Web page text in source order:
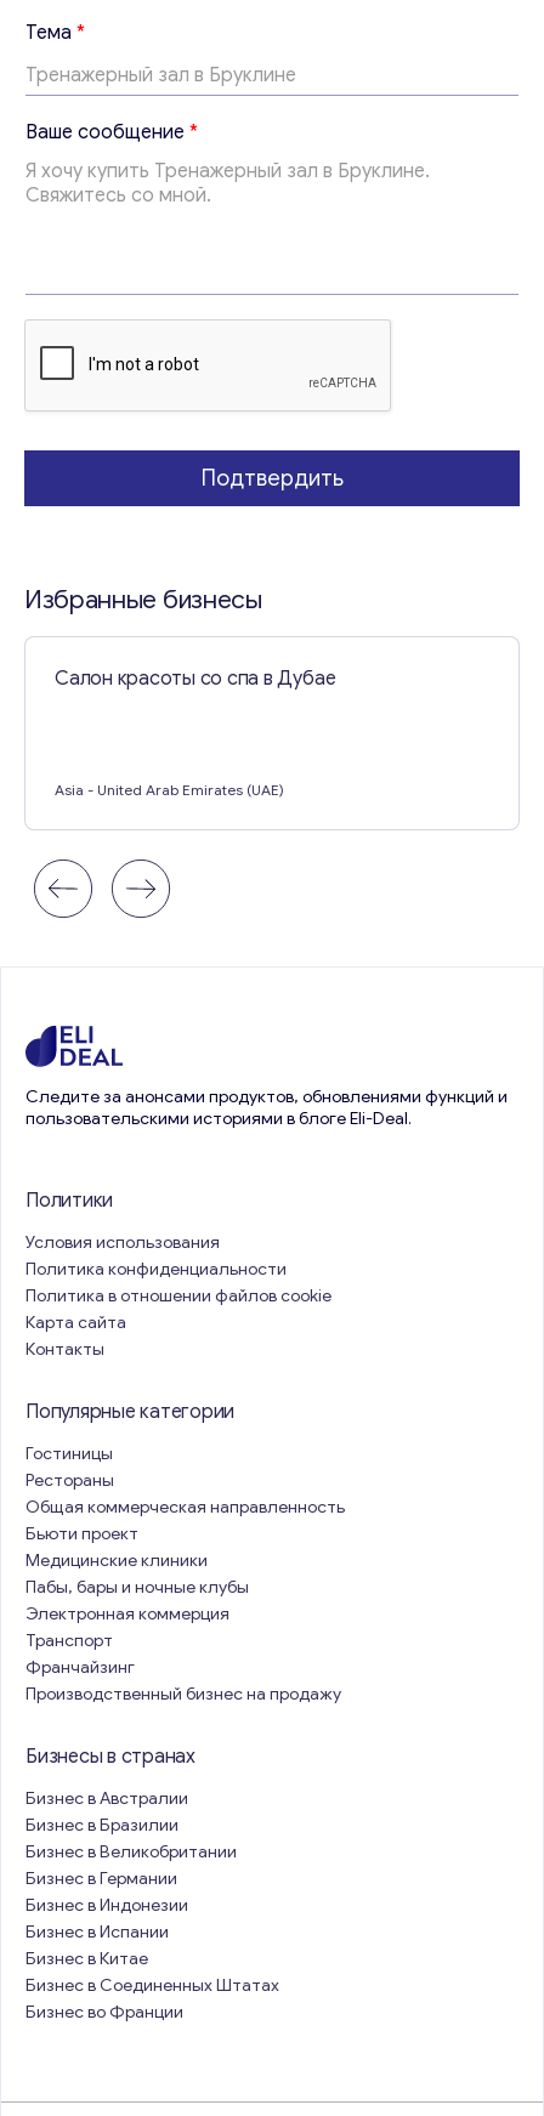
Email*
Ваши комментарии*
Тема *
*
*
*
Ваше сообщение *
Подтвердить
Избранные бизнесы
Салон красоты со спа в Дубае
Asia - United Arab Emirates (UAE)
Следите за анонсами продуктов, обновлениями функций и
пользовательскими историями в блоге Eli-Deal.
Политики
Условия использования
Политика конфиденциальности
Политика в отношении файлов cookie
Карта сайта
Контакты
Популярные категории
Гостиницы
Рестораны
Общая коммерческая направленность
Бьюти проект
Медицинские клиники
Пабы, бары и ночные клубы
Электронная коммерция
Транспорт
Франчайзинг
Производственный бизнес на продажу
Бизнесы в странах
Бизнес в Австралии
Бизнес в Бразилии
Бизнес в Великобритании
Бизнес в Германии
Бизнес в Индонезии
Бизнес в Испании
Бизнес в Китае
Бизнес в Соединенных Штатах
Бизнес во Франции